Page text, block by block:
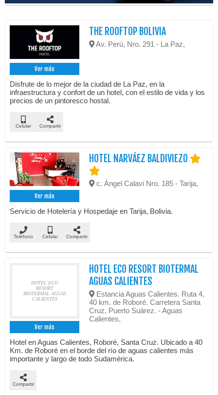
Ver más
THE ROOFTOP BOLIVIA
Av. Perú, Nro. 291 - La Paz,
Disfrute de lo mejor de la ciudad de La Paz, en la
infraestructura y confort de un hotel, con el estilo de vida y los
precios de un pintoresco hostal.
Celular Compartir
Ver más
HOTEL NARVÁEZ BALDIVIEZO
c. Ángel Calavi Nro. 185 - Tarija,
Servicio de Hotelería y Hospedaje en Tarija, Bolivia.
Teléfono Celular Compartir
HOTEL ECO
RESORT
BIOTERMAL AGUAS
CALIENTES
Ver más
HOTEL ECO RESORT BIOTERMAL
AGUAS CALIENTES
Estancia Aguas Calientes. Ruta 4,
40 km. de Roboré. Carretera Santa
Cruz, Puerto Suárez. - Aguas
Calientes,
Hotel en Aguas Calientes, Roboré, Santa Cruz. Ubicado a 40
Km. de Roboré en el borde del río de aguas calientes más
importante y largo de todo Sudamérica.
Compartir